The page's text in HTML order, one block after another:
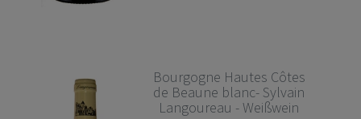
Bourgogne Hautes Côtes
de Beaune blanc- Sylvain
Langoureau - Weißwein